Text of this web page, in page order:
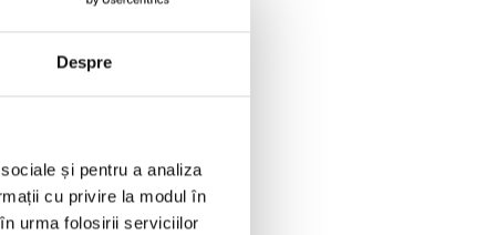
Despre
și pentru a analiza
cu privire la modul în
urma folosirii serviciilor
culturi și
campionii sunt